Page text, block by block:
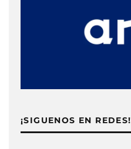
¡SIGUENOS EN REDES!